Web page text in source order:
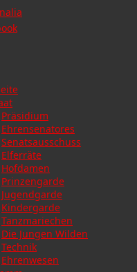
Präsidium
Ehrensenatores
Senatsausschuss
Elferräte
Hofdamen
Prinzengarde
Jugendgarde
Kindergarde
Tanzmariechen
Die Jungen Wilden
Technik
Ehrenwesen